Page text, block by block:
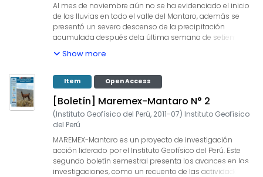
Al mes de noviembre aún no se ha evidenciado el inicio
de las lluvias en todo el valle del Mantaro, además se
presentó un severo descenso de la precipitación
acumulada después dela última semana de setiembre,
y la ausencia de lluvias intensas. Por lo cual, se informa
mismo, no se han registrado heladas; sin embargo, el
número de días muy fríos ha sido superior al promedio.
Show more
Item Open Access
[Boletín] Maremex-Mantaro N° 2
(Instituto Geofísico del Perú, 2011-07) Instituto Geofísico
del Perú
MAREMEX-Mantaro es un proyecto de investigación
acción liderado por el Instituto Geofísico del Perú. Este
segundo boletín semestral presenta los avances en las
investigaciones, como un recuento de las actividades